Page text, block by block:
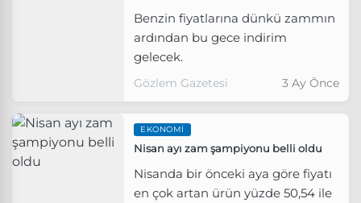
Benzin fiyatlarına dünkü zammın
ardından bu gece indirim
gelecek.
Gözlem Gazetesi 3 Ay Önce
EKONOMI
Nisan ayı zam şampiyonu belli oldu
Nisanda bir önceki aya göre fiyatı
en çok artan ürün yüzde 50,54 ile